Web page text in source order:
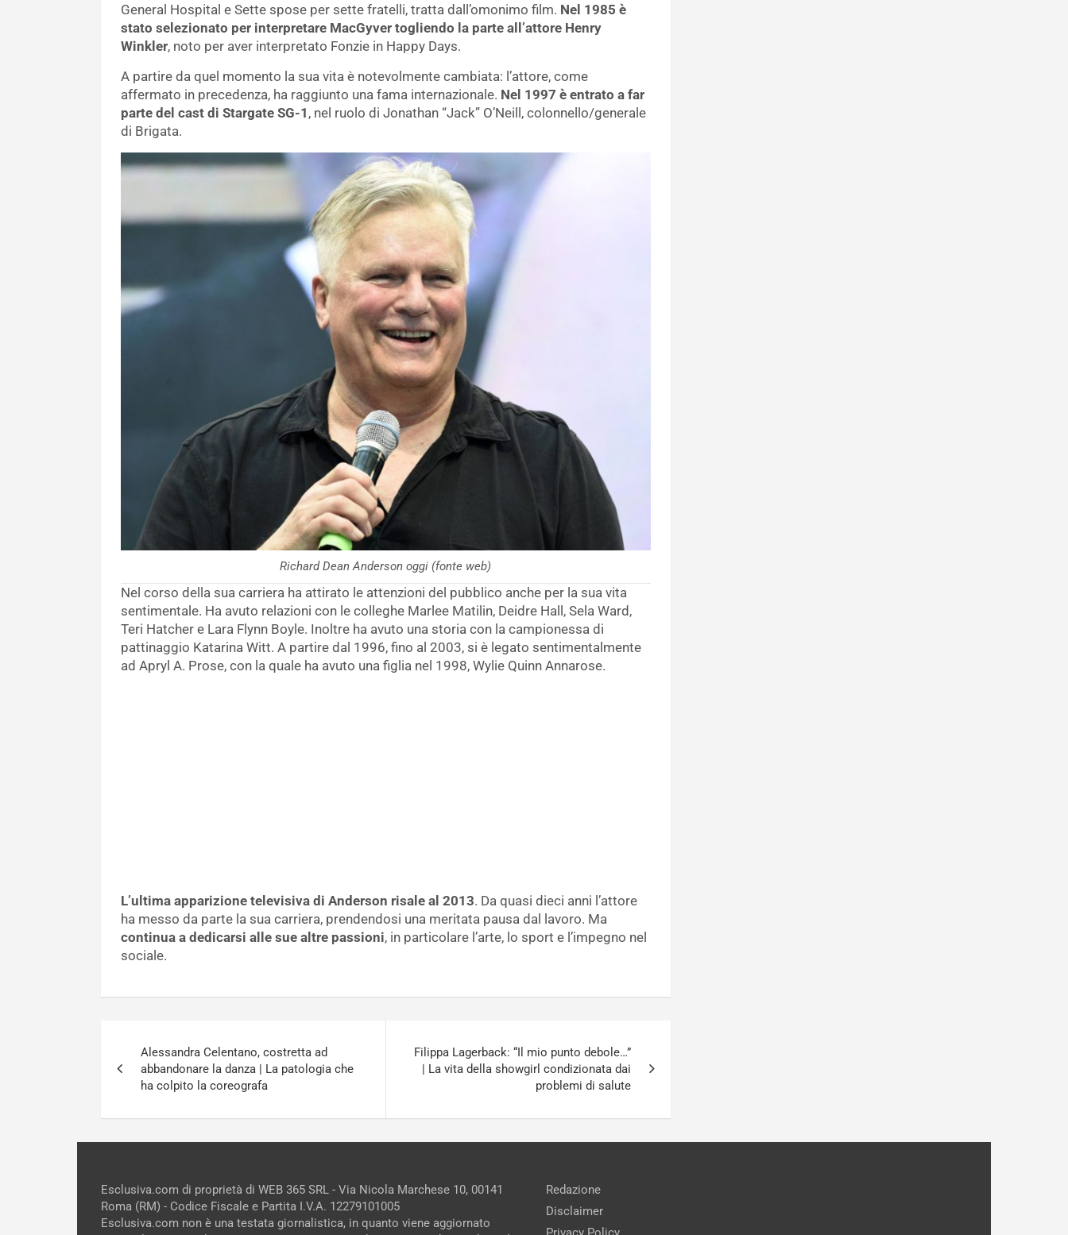
General Hospital e Sette spose per sette fratelli, tratta dall’omonimo film. Nel 1985 è
stato selezionato per interpretare MacGyver togliendo la parte all’attore Henry
Winkler, noto per aver interpretato Fonzie in Happy Days.
A partire da quel momento la sua vita è notevolmente cambiata: l’attore, come
affermato in precedenza, ha raggiunto una fama internazionale. Nel 1997 è entrato a far
parte del cast di Stargate SG-1 , nel ruolo di Jonathan “Jack” O’Neill, colonnello/generale
di Brigata.
Richard Dean Anderson oggi (fonte web)
Nel corso della sua carriera ha attirato le attenzioni del pubblico anche per la sua vita
sentimentale. Ha avuto relazioni con le colleghe Marlee Matilin, Deidre Hall, Sela Ward,
Teri Hatcher e Lara Flynn Boyle. Inoltre ha avuto una storia con la campionessa di
pattinaggio Katarina Witt. A partire dal 1996, fino al 2003, si è legato sentimentalmente
ad Apryl A. Prose, con la quale ha avuto una figlia nel 1998, Wylie Quinn Annarose.
L’ultima apparizione televisiva di Anderson risale al 2013. Da quasi dieci anni l’attore
ha messo da parte la sua carriera, prendendosi una meritata pausa dal lavoro. Ma
continua a dedicarsi alle sue altre passioni, in particolare l’arte, lo sport e l’impegno nel
sociale.
articoli
Alessandra Celentano, costretta ad
abbandonare la danza | La patologia che
ha colpito la coreografa
Filippa Lagerback: “Il mio punto debole…”
| La vita della showgirl condizionata dai
problemi di salute
Esclusiva.com di proprietà di WEB 365 SRL - Via Nicola Marchese 10, 00141
Roma (RM) - Codice Fiscale e Partita I.V.A. 12279101005
Esclusiva.com non è una testata giornalistica, in quanto viene aggiornato
Redazione
Disclaimer